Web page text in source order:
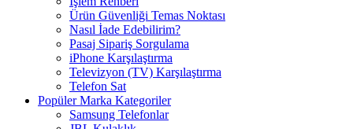
Ürün Güvenliği Temas Noktası
Nasıl İade Edebilirim?
Pasaj Sipariş Sorgulama
iPhone Karşılaştırma
Televizyon (TV) Karşılaştırma
Telefon Sat
Popüler Marka Kategoriler
Samsung Telefonlar